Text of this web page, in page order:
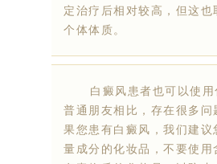
定治疗后相对较高，但这也
个体体质。
白癜风患者也可以使用
普通朋友相比，存在很多问
果您患有白癜风，我们建议
量成分的化妆品，不要使用